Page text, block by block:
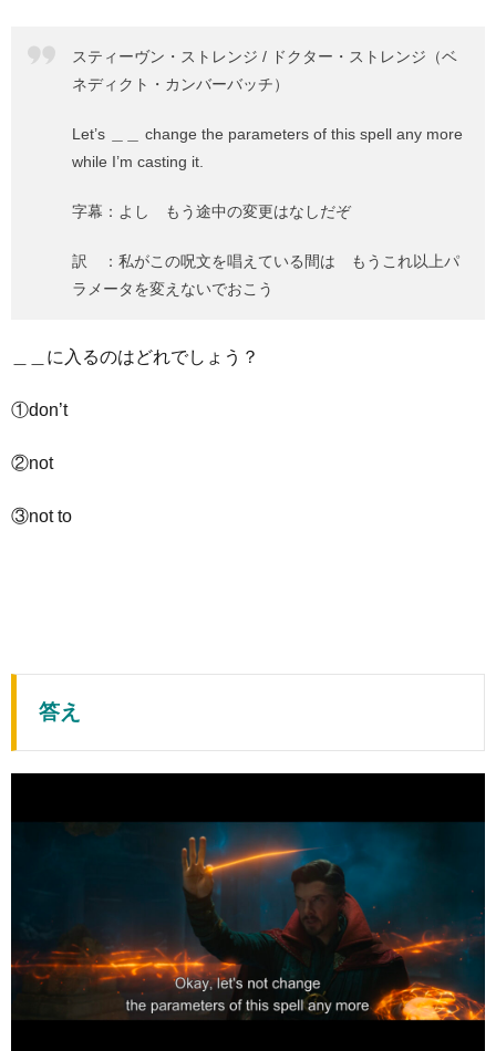
スティーヴン・ストレンジ / ドクター・ストレンジ（ベ
ネディクト・カンバーバッチ）
Let’s ＿＿ change the parameters of this spell any more
while I’m casting it.
字幕：よし もう途中の変更はなしだぞ
訳 ：私がこの呪文を唱えている間は もうこれ以上パ
ラメータを変えないでおこう
＿＿に入るのはどれでしょう？
①don’t
②not
③not to
答え